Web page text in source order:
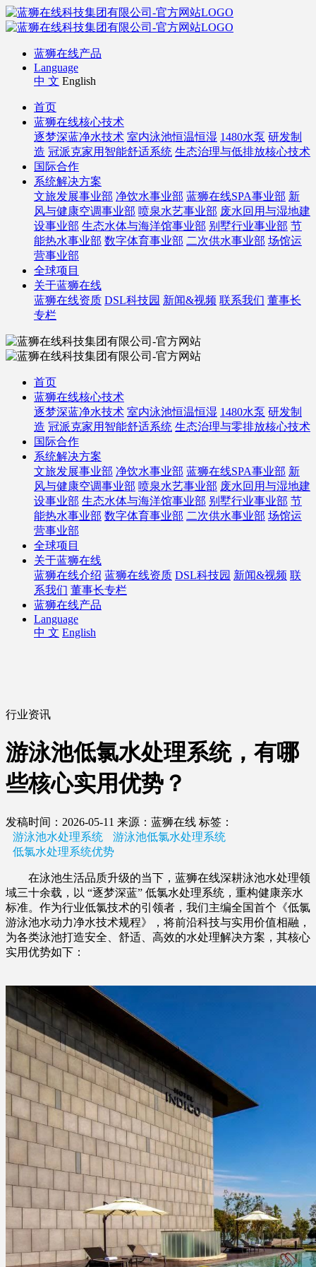
蓝狮在线产品
Language
中 文 English
首页
蓝狮在线核心技术
逐梦深蓝净水技术 室内泳池恒温恒湿 1480水泵 研发制
造 冠派克家用智能舒适系统 生态治理与低排放核心技术
国际合作
系统解决方案
文旅发展事业部 净饮水事业部 蓝狮在线SPA事业部 新
风与健康空调事业部 喷泉水艺事业部 废水回用与湿地建
设事业部 生态水体与海洋馆事业部 别墅行业事业部 节
能热水事业部 数字体育事业部 二次供水事业部 场馆运
营事业部
全球项目
关于蓝狮在线
蓝狮在线资质 DSL科技园 新闻&视频 联系我们 董事长
专栏
首页
蓝狮在线核心技术
逐梦深蓝净水技术 室内泳池恒温恒湿 1480水泵 研发制
造 冠派克家用智能舒适系统 生态治理与零排放核心技术
国际合作
系统解决方案
文旅发展事业部 净饮水事业部 蓝狮在线SPA事业部 新
风与健康空调事业部 喷泉水艺事业部 废水回用与湿地建
设事业部 生态水体与海洋馆事业部 别墅行业事业部 节
能热水事业部 数字体育事业部 二次供水事业部 场馆运
营事业部
全球项目
关于蓝狮在线
蓝狮在线介绍 蓝狮在线资质 DSL科技园 新闻&视频 联
系我们 董事长专栏
蓝狮在线产品
Language
中 文 English
行业资讯
游泳池低氯水处理系统，有哪
些核心实用优势？
发稿时间：2026-05-11 来源：蓝狮在线 标签：
游泳池水处理系统
游泳池低氯水处理系统
低氯水处理系统优势
在泳池生活品质升级的当下，蓝狮在线深耕泳池水处理领
域三十余载，以 “逐梦深蓝” 低氯水处理系统，重构健康亲水
标准。作为行业低氯技术的引领者，我们主编全国首个《低氯
游泳池水动力净水技术规程》，将前沿科技与实用价值相融，
为各类泳池打造安全、舒适、高效的水处理解决方案，其核心
实用优势如下：